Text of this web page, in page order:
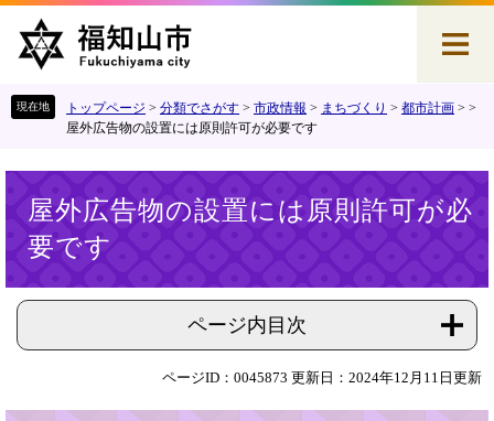
す
し
トップページ > 分類でさがす > 市政情報 > まちづくり > 都市計画 > >
屋外広告物の設置には原則許可が必要です
屋外広告物の設置には原則許可が必
要です
ページ内目次
ページID：0045873 更新日：2024年12月11日更新